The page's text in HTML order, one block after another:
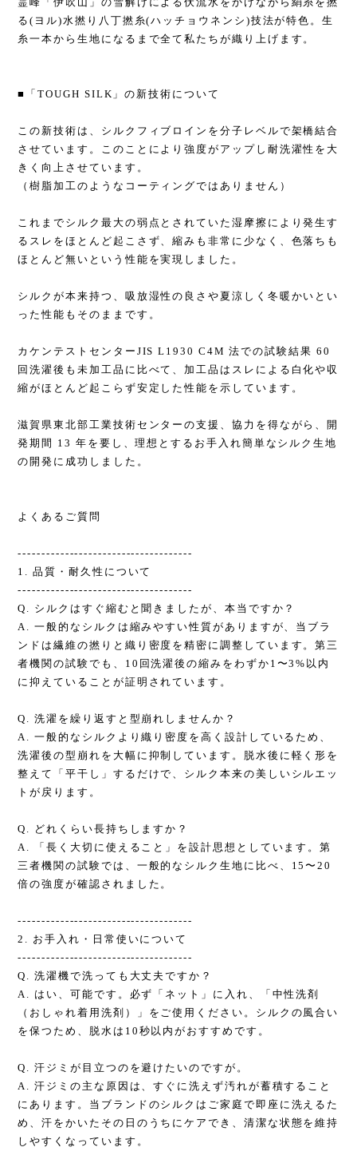
る(ヨル)水撚り八丁撚糸(ハッチョウネンシ)技法が特色。生
糸一本から生地になるまで全て私たちが織り上げます。
■「TOUGH SILK」の新技術について
この新技術は、シルクフィブロインを分子レベルで架橋結合
させています。このことにより強度がアップし耐洗濯性を大
きく向上させています。
（樹脂加工のようなコーティングではありません）
これまでシルク最大の弱点とされていた湿摩擦により発生す
るスレをほとんど起こさず、縮みも非常に少なく、色落ちも
ほとんど無いという性能を実現しました。
シルクが本来持つ、吸放湿性の良さや夏涼しく冬暖かいとい
った性能もそのままです。
カケンテストセンターJIS L1930 C4M 法での試験結果 60
回洗濯後も未加工品に比べて、加工品はスレによる白化や収
縮がほとんど起こらず安定した性能を示しています。
滋賀県東北部工業技術センターの支援、協力を得ながら、開
発期間 13 年を要し、理想とするお手入れ簡単なシルク生地
の開発に成功しました。
よくあるご質問
-------------------------------------
1. 品質・耐久性について
-------------------------------------
Q. シルクはすぐ縮むと聞きましたが、本当ですか？
A. 一般的なシルクは縮みやすい性質がありますが、当ブラ
ンドは繊維の撚りと織り密度を精密に調整しています。第三
者機関の試験でも、10回洗濯後の縮みをわずか1〜3%以内
に抑えていることが証明されています。
Q. 洗濯を繰り返すと型崩れしませんか？
A. 一般的なシルクより織り密度を高く設計しているため、
洗濯後の型崩れを大幅に抑制しています。脱水後に軽く形を
整えて「平干し」するだけで、シルク本来の美しいシルエッ
トが戻ります。
Q. どれくらい長持ちしますか？
A. 「長く大切に使えること」を設計思想としています。第
三者機関の試験では、一般的なシルク生地に比べ、15〜20
倍の強度が確認されました。
-------------------------------------
2. お手入れ・日常使いについて
-------------------------------------
Q. 洗濯機で洗っても大丈夫ですか？
A. はい、可能です。必ず「ネット」に入れ、「中性洗剤
（おしゃれ着用洗剤）」をご使用ください。シルクの風合い
を保つため、脱水は10秒以内がおすすめです。
Q. 汗ジミが目立つのを避けたいのですが。
A. 汗ジミの主な原因は、すぐに洗えず汚れが蓄積すること
にあります。当ブランドのシルクはご家庭で即座に洗えるた
め、汗をかいたその日のうちにケアでき、清潔な状態を維持
しやすくなっています。